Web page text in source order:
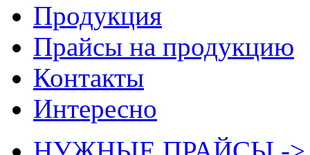
Продукция
Прайсы на продукцию
Контакты
Интересно